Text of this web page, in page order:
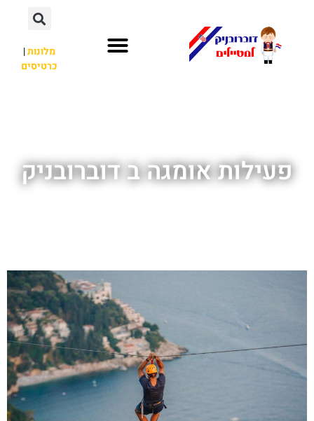
מלונות|
כרטיסים
פעילות אומגה ב דוברובניק